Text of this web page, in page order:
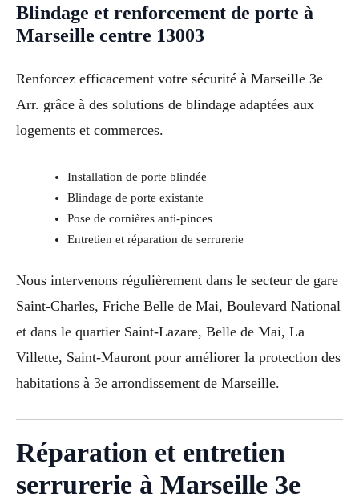
Blindage et renforcement de porte à
Marseille centre 13003
Renforcez efficacement votre sécurité à Marseille 3e
Arr. grâce à des solutions de blindage adaptées aux
logements et commerces.
Installation de porte blindée
Blindage de porte existante
Pose de cornières anti-pinces
Entretien et réparation de serrurerie
Nous intervenons régulièrement dans le secteur de gare
Saint-Charles, Friche Belle de Mai, Boulevard National
et dans le quartier Saint-Lazare, Belle de Mai, La
Villette, Saint-Mauront pour améliorer la protection des
habitations à 3e arrondissement de Marseille.
Réparation et entretien
serrurerie à Marseille 3e